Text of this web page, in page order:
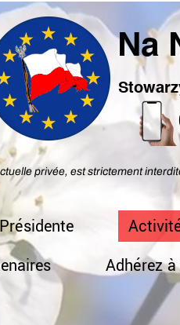
privée, est strictement
Adhérez
Na